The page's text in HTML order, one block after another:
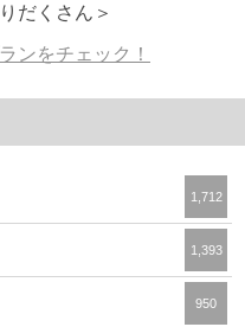
だくさん＞
ンをチェック！
1,712
1,393
950